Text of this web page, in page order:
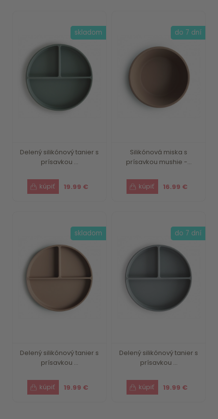
Delený silikónový tanier s
prísavkou ...
19.99 €
skladom
Silikónová miska s
prísavkou mushie -...
16.99 €
do 7 dní
Delený silikónový tanier s
prísavkou ...
19.99 €
skladom
Delený silikónový tanier s
prísavkou ...
19.99 €
do 7 dní